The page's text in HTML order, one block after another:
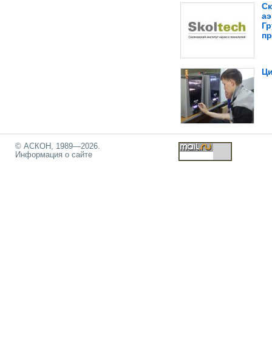
© АСКОН, 1989—2026.
Информация о сайте